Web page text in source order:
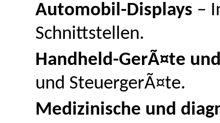
Automobil-Displays –
Schnittstellen.
Handheld-GerÃ¤te
und SteuergerÃ¤te.
Medizinische und